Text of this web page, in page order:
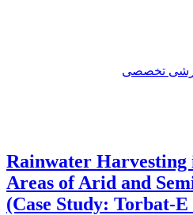
تخصصی
Rainwater Harvesting
Areas of Arid and
(Case Study: Torbat-